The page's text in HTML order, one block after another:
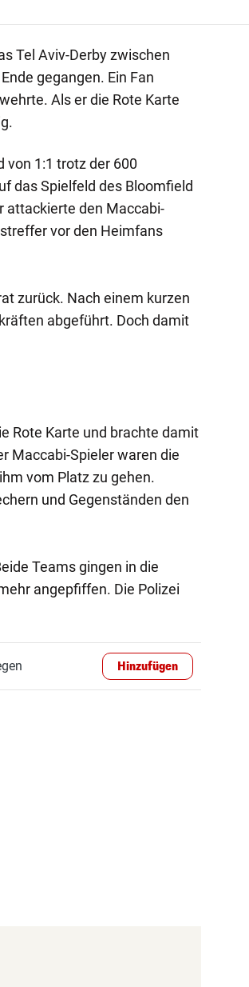
Tel Aviv-Derby zwischen
gegangen. Ein Fan
Als er die Rote Karte
von 1:1 trotz der 600
das Spielfeld des Bloomfield
attackierte den Maccabi-
vor den Heimfans
zurück. Nach einem kurzen
abgeführt. Doch damit
Rote Karte und brachte damit
Maccabi-Spieler waren die
vom Platz zu gehen.
und Gegenständen den
Teams gingen in die
angepfiffen. Die Polizei
Hinzufügen